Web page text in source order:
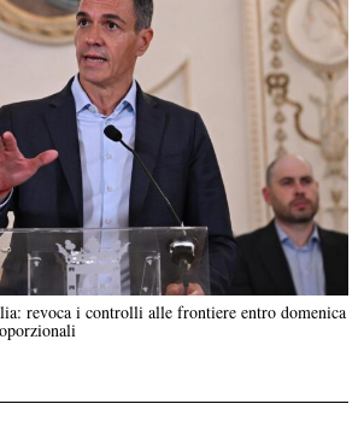
revoca i controlli alle frontiere entro domenica